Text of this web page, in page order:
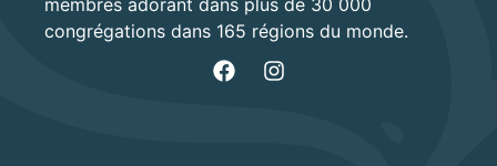
congrégations dans 165 régions du monde.